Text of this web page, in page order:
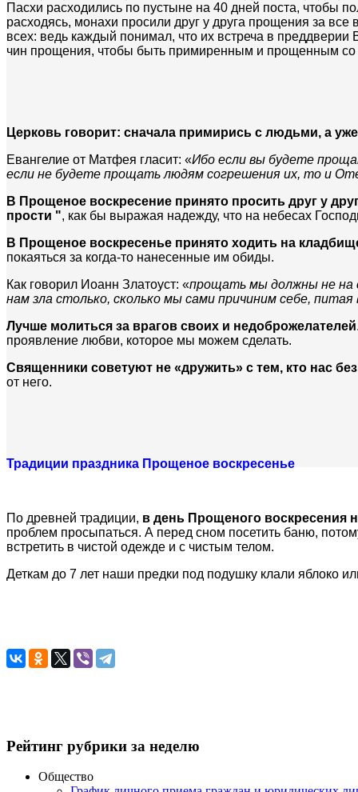
Пасхи расходились по пустыне на 40 дней поста, чтобы
расходясь, монахи просили друг у друга прощения за
всех: ведь каждый понимал, что их встреча в преддверии
чин прощения, чтобы быть примиренным и прощенным со
Церковь говорит: сначала примирись с людьми, а
Евангелие от Матфея гласит: «Ибо если вы будете
если не будете прощать людям согрешения их, то и
В Прощеное воскресение принято просить друг у
прости ", как бы выражая надежду, что на небесах
В Прощеное воскресенье принято ходить на
покаяться за когда-то нанесенные им обиды.
Как говорил Иоанн Златоуст: «прощать мы должны не на
нам зла столько, сколько мы сами причиним себе, питая
Лучше молиться за врагов своих и недоброжелателей
проявление любви, которое мы можем сделать.
Священники советуют не «дружить» с тем, кто нас
от него.
Традиции праздника Прощеное воскресенье
По древней традиции, в день Прощеного воскресения
проблем просыпаться. А перед сном посетить баню,
встретить в чистой одежде и с чистым телом.
Деткам до 7 лет наши предки под подушку клали яблоко
Рейтинг рубрики за неделю
Общество